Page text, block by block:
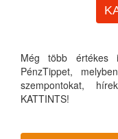
Még több értékes
PénzTippet,
szempontokat,
KATTINTS!